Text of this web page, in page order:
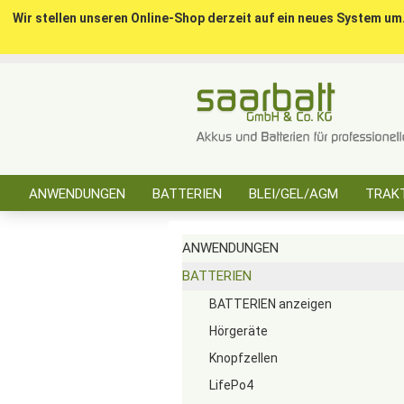
Wir stellen unseren Online-Shop derzeit auf ein neues System
ANWENDUNGEN BATTERIEN BLEI/GEL/AGM
ANWENDUNGEN
BATTERIEN
BATTERIEN anzeigen
Hörgeräte
Knopfzellen
LifePo4